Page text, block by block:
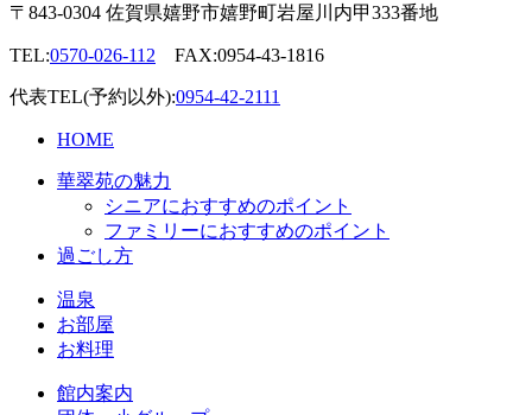
〒843-0304 佐賀県嬉野市嬉野町岩屋川内甲333番地
TEL:0570-026-112 FAX:0954-43-1816
代表TEL(予約以外):0954-42-2111
HOME
華翠苑の魅力
シニアにおすすめのポイント
ファミリーにおすすめのポイント
過ごし方
温泉
お部屋
お料理
館内案内